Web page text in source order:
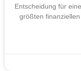
Entscheidung für
größten